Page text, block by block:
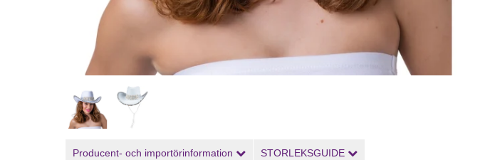
Producent- och importörinformation STORLEKSGUIDE